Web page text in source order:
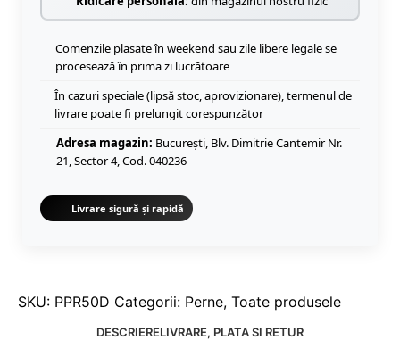
Comenzile plasate în weekend sau zile libere legale se
procesează în prima zi lucrătoare
În cazuri speciale (lipsă stoc, aprovizionare), termenul de
livrare poate fi prelungit corespunzător
Adresa magazin: București, Blv. Dimitrie Cantemir Nr.
21, Sector 4, Cod. 040236
Livrare sigură și rapidă
SKU: PPR50D Categorii: Perne, Toate produsele
DESCRIERELIVRARE, PLATA SI RETUR